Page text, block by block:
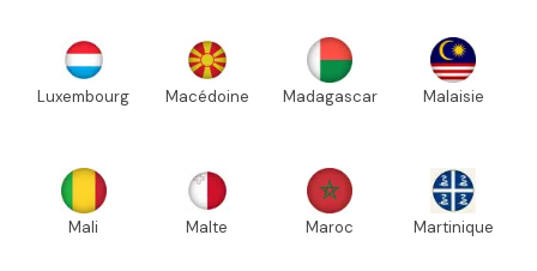
Luxembourg Macédoine Madagascar Malaisie
Mali Malte Maroc Martinique